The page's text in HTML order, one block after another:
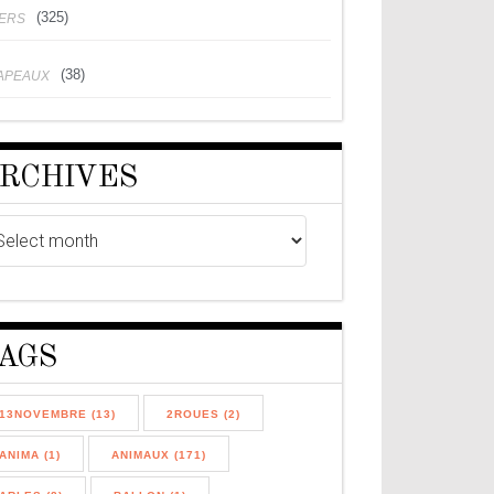
(325)
(38)
13NOVEMBRE (13) 2ROUES (2)
ANIMA (1) ANIMAUX (171)